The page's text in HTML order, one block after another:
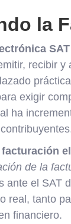
la
SAT
recibir
exigir
ha
facturación
de la
ante el SAT
real, tanto
financiero.